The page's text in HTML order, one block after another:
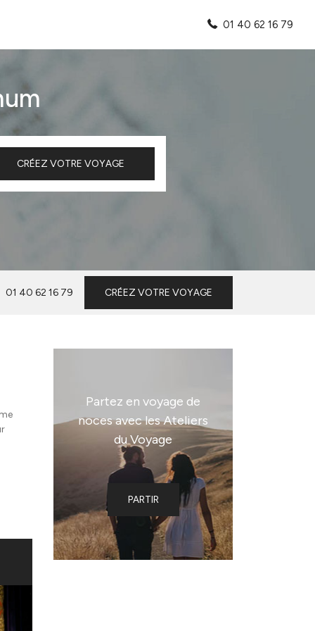
01 40 62 16 79
CRÉEZ VOTRE VOYAGE
01 40 62 16 79 CRÉEZ VOTRE VOYAGE
Partez en voyage de
noces avec les Ateliers
du Voyage
PARTIR